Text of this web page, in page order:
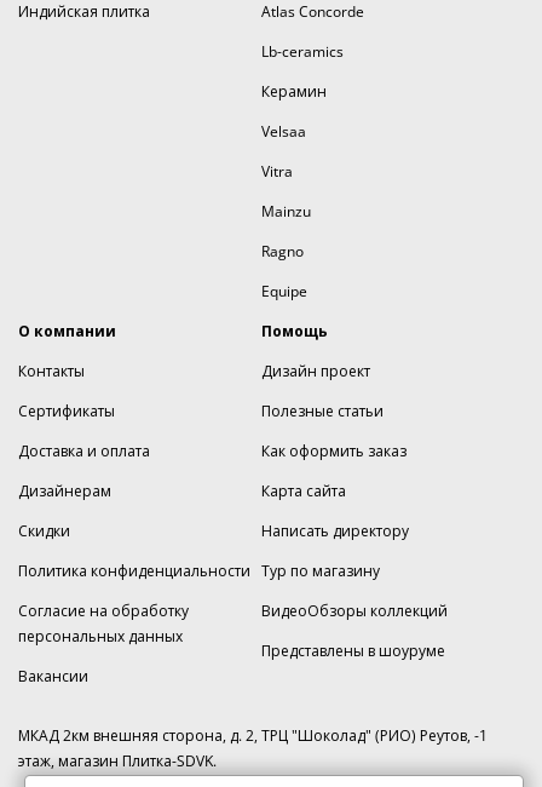
Индийская плитка
Atlas Concorde
Lb-ceramics
Керамин
Velsaa
Vitra
Mainzu
Ragno
Equipe
О компании
Контакты
Сертификаты
Доставка и оплата
Дизайнерам
Скидки
Политика конфиденциальности
Согласие на обработку
персональных данных
Вакансии
Помощь
Дизайн проект
Полезные статьи
Как оформить заказ
Карта сайта
Написать директору
Тур по магазину
ВидеоОбзоры коллекций
Представлены в шоуруме
МКАД 2км внешняя сторона, д. 2, ТРЦ "Шоколад" (РИО) Реутов, -1
этаж, магазин Плитка-SDVK.